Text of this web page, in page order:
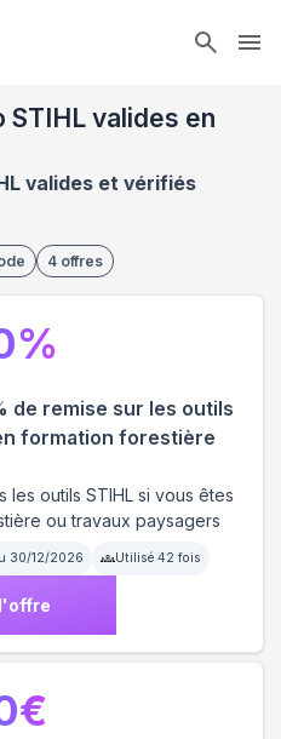
STIHL valides en
valides et vérifiés
4 offres
de remise sur les outils
formation forestière
outils STIHL si vous êtes
ou travaux paysagers
30/12/2026 Utilisé 42 fois
%
€